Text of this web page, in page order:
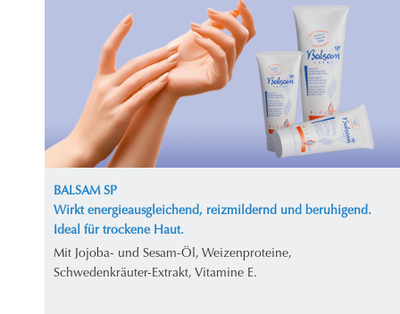
BALSAM SP
Wirkt energieausgleichend, reizmildernd und beruhigend.
Ideal für trockene Haut.
Mit Jojoba- und Sesam-Öl, Weizenproteine,
Schwedenkräuter-Extrakt, Vitamine E.